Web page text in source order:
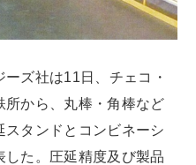
ズ社は11日、チェコ・
所から、丸棒・角棒など
タンドとコンビネーシ
した。圧延精度及び製品